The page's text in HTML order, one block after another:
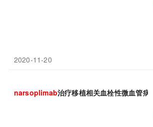
2020-11-20
narsoplimab治疗移植相关血栓性微血管